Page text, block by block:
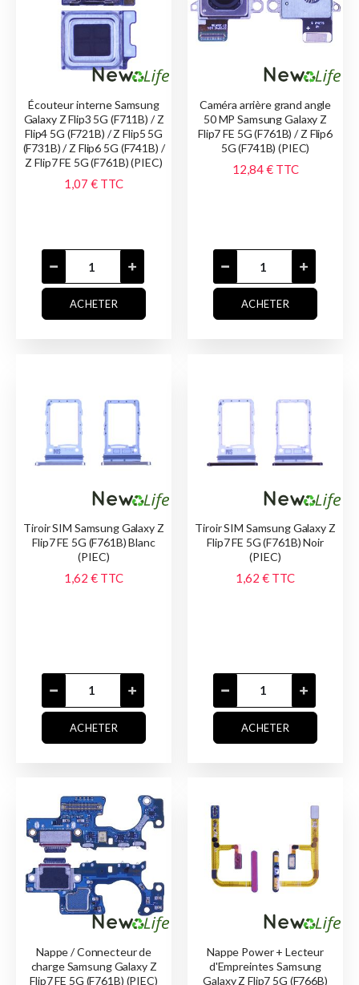
Écouteur interne Samsung
Galaxy Z Flip3 5G (F711B) / Z
Flip4 5G (F721B) / Z Flip5 5G
(F731B) / Z Flip6 5G (F741B) /
Z Flip7 FE 5G (F761B) (PIEC)
1,07 € TTC
ACHETER
Caméra arrière grand angle
50 MP Samsung Galaxy Z
Flip7 FE 5G (F761B) / Z Flip6
5G (F741B) (PIEC)
12,84 € TTC
ACHETER
Tiroir SIM Samsung Galaxy Z
Flip7 FE 5G (F761B) Blanc
(PIEC)
1,62 € TTC
ACHETER
Tiroir SIM Samsung Galaxy Z
Flip7 FE 5G (F761B) Noir
(PIEC)
1,62 € TTC
ACHETER
Nappe / Connecteur de
charge Samsung Galaxy Z
Flip7 FE 5G (F761B) (PIEC)
Nappe Power + Lecteur
d'Empreintes Samsung
Galaxy Z Flip7 5G (F766B)